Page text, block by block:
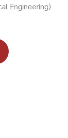
Engineering)